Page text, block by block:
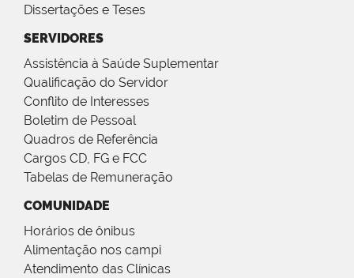
Dissertações e Teses
SERVIDORES
Assistência à Saúde Suplementar
Qualificação do Servidor
Conflito de Interesses
Boletim de Pessoal
Quadros de Referência
Cargos CD, FG e FCC
Tabelas de Remuneração
COMUNIDADE
Horários de ônibus
Alimentação nos campi
Atendimento das Clínicas